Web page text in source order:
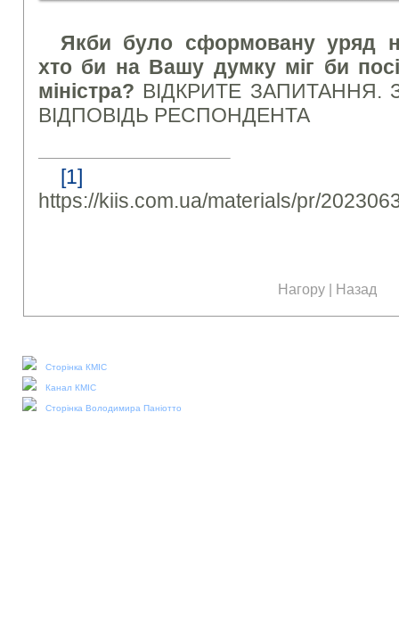
Якби було сформовану уряд
хто би на Вашу думку міг би
міністра? ВІДКРИТЕ ЗАПИТАННЯ.
ВІДПОВІДЬ РЕСПОНДЕНТА
[1]
https://kiis.com.ua/materials/pr/
Нагору | Назад
Сторінка КМІС
Канал КМІС
Сторінка Володимира Паніотто